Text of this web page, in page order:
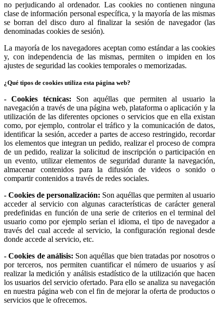
no perjudicando al ordenador. Las cookies no contienen ninguna
clase de información personal específica, y la mayoría de las mismas
se borran del disco duro al finalizar la sesión de navegador (las
denominadas cookies de sesión).
La mayoría de los navegadores aceptan como estándar a las cookies
y, con independencia de las mismas, permiten o impiden en los
ajustes de seguridad las cookies temporales o memorizadas.
¿Qué tipos de cookies utiliza esta página web?
- Cookies técnicas: Son aquéllas que permiten al usuario la
navegación a través de una página web, plataforma o aplicación y la
utilización de las diferentes opciones o servicios que en ella existan
como, por ejemplo, controlar el tráfico y la comunicación de datos,
identificar la sesión, acceder a partes de acceso restringido, recordar
los elementos que integran un pedido, realizar el proceso de compra
de un pedido, realizar la solicitud de inscripción o participación en
un evento, utilizar elementos de seguridad durante la navegación,
almacenar contenidos para la difusión de videos o sonido o
compartir contenidos a través de redes sociales.
- Cookies de personalización: Son aquéllas que permiten al usuario
acceder al servicio con algunas características de carácter general
predefinidas en función de una serie de criterios en el terminal del
usuario como por ejemplo serían el idioma, el tipo de navegador a
través del cual accede al servicio, la configuración regional desde
donde accede al servicio, etc.
- Cookies de análisis: Son aquéllas que bien tratadas por nosotros o
por terceros, nos permiten cuantificar el número de usuarios y así
realizar la medición y análisis estadístico de la utilización que hacen
los usuarios del servicio ofertado. Para ello se analiza su navegación
en nuestra página web con el fin de mejorar la oferta de productos o
servicios que le ofrecemos.